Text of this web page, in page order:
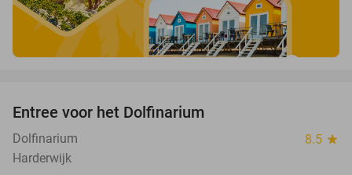
Entree voor het Dolfinarium
Dolfinarium 8.5 star
Harderwijk